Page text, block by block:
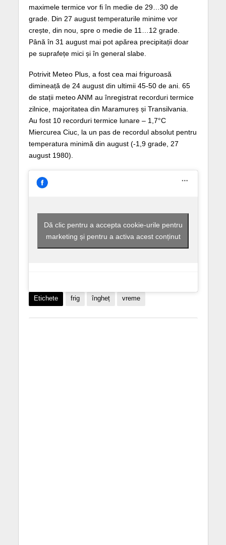
maximele termice vor fi în medie de 29…30 de
grade. Din 27 august temperaturile minime vor
crește, din nou, spre o medie de 11…12 grade.
Până în 31 august mai pot apărea precipitații doar
pe suprafețe mici și în general slabe.
Potrivit Meteo Plus, a fost cea mai friguroasă
dimineață de 24 august din ultimii 45-50 de ani. 65
de stații meteo ANM au înregistrat recorduri termice
zilnice, majoritatea din Maramureș și Transilvania.
Au fost 10 recorduri termice lunare – 1,7°C
Miercurea Ciuc, la un pas de recordul absolut pentru
temperatura minimă din august (-1,9 grade, 27
august 1980).
Dă clic pentru a accepta cookie-urile pentru
marketing și pentru a activa acest conținut
Etichete frig îngheț vreme